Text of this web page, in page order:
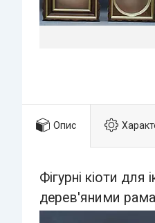
Опис
Фігурні кіоти для
дерев'яними